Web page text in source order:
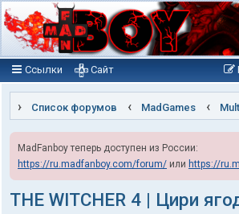
Ссылки Сайт
Список форумов MadGames
MadFanboy теперь доступен из России:
https://ru.madfanboy.com/forum/ или https://
THE WITCHER 4 | Цири